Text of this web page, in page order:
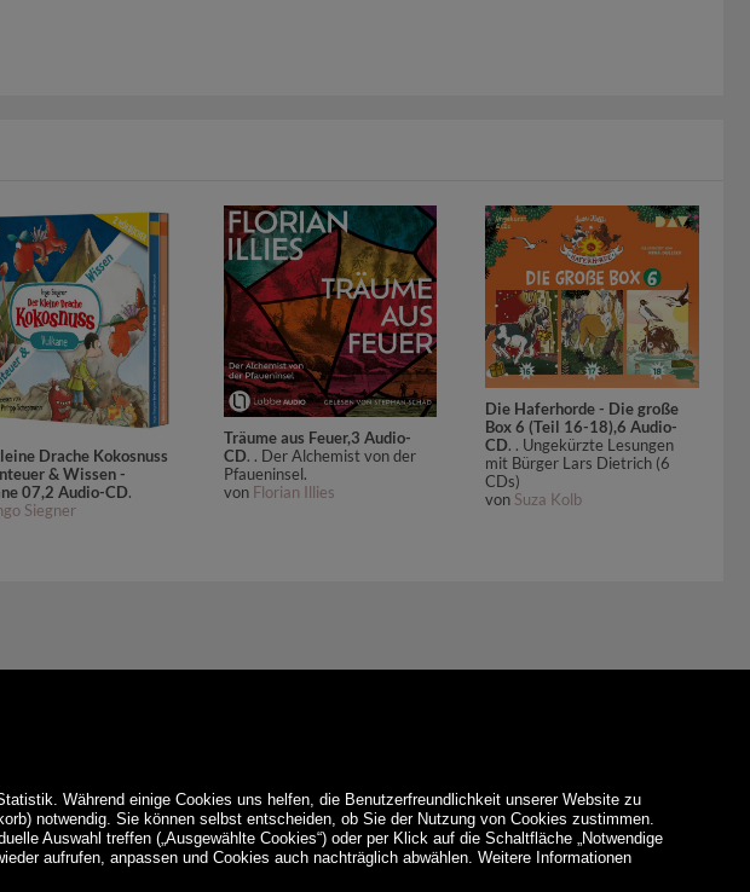
Drache Kokosnuss
& Wissen -
07,2 Audio-CD.
Siegner
Träume aus Feuer,3 Audio-
CD. . Der Alchemist von der
Pfaueninsel.
von Florian Illies
Die Haferhorde - Die große
Box 6 (Teil 16-18),6 Audio-
CD. . Ungekürzte Lesungen
mit Bürger Lars Dietrich (6
CDs)
von Suza Kolb
Während einige Cookies uns helfen, die Benutzerfreundlichkeit unserer Website zu
notwendig. Sie können selbst entscheiden, ob Sie der Nutzung von Cookies zustimmen.
Auswahl treffen („Ausgewählte Cookies“) oder per Klick auf die Schaltfläche „Notwendige
aufrufen, anpassen und Cookies auch nachträglich abwählen. Weitere Informationen